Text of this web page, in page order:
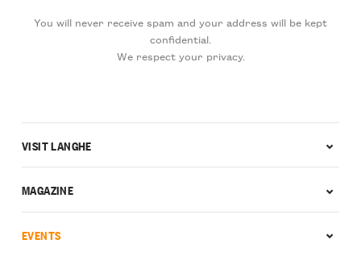
You will never receive spam and your address will be kept
confidential.
We respect your privacy.
VISIT LANGHE
MAGAZINE
EVENTS